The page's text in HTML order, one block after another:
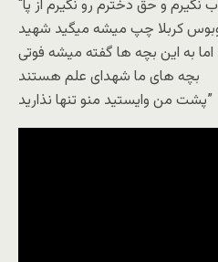
“️دخترم پر پر شد ، من تا جواب نگیرم و حق دخترم رو نگیرم از پا
کربلا چپ میشه میگید شهید
اما به این بچه ها گفته میشه فوتی
بچه های ما شهدای علم هستند
پشت من وایستید منو تنها نذارید”